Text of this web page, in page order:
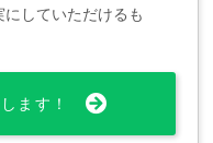
していただけるも
ます！